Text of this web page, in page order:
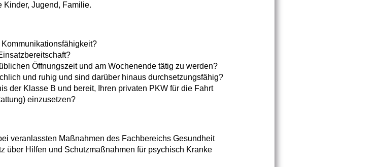
Kinder, Jugend, Familie.
Öffnungszeit und am Wochenende tätig zu werden?
und ruhig und sind darüber hinaus durchsetzungsfähig?
der Klasse B und bereit, Ihren privaten PKW für die Fahrt
einzusetzen?
veranlassten Maßnahmen des Fachbereichs Gesundheit
über Hilfen und Schutzmaßnahmen für psychisch Kranke